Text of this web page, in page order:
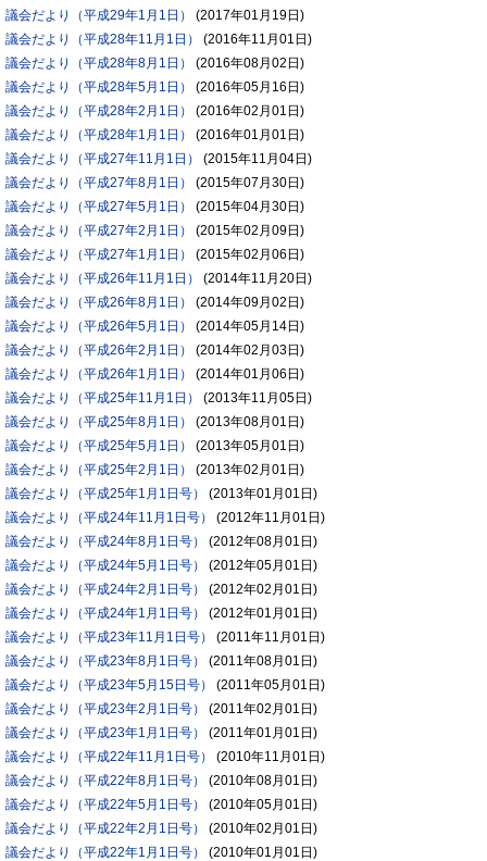
議会だより（平成29年1月1日）
(2017年01月19日 )
議会だより（平成28年11月1日）
(2016年11月01日 )
議会だより（平成28年8月1日）
(2016年08月02日 )
議会だより（平成28年5月1日）
(2016年05月16日 )
議会だより（平成28年2月1日）
(2016年02月01日 )
議会だより（平成28年1月1日）
(2016年01月01日 )
議会だより（平成27年11月1日）
(2015年11月04日 )
議会だより（平成27年8月1日）
(2015年07月30日 )
議会だより（平成27年5月1日）
(2015年04月30日 )
議会だより（平成27年2月1日）
(2015年02月09日 )
議会だより（平成27年1月1日）
(2015年02月06日 )
議会だより（平成26年11月1日）
(2014年11月20日 )
議会だより（平成26年8月1日）
(2014年09月02日 )
議会だより（平成26年5月1日）
(2014年05月14日 )
議会だより（平成26年2月1日）
(2014年02月03日 )
議会だより（平成26年1月1日）
(2014年01月06日 )
議会だより（平成25年11月1日）
(2013年11月05日 )
議会だより（平成25年8月1日）
(2013年08月01日 )
議会だより（平成25年5月1日）
(2013年05月01日 )
議会だより（平成25年2月1日）
(2013年02月01日 )
議会だより（平成25年1月1日号）
(2013年01月01日 )
議会だより（平成24年11月1日号）
(2012年11月01日 )
議会だより（平成24年8月1日号）
(2012年08月01日 )
議会だより（平成24年5月1日号）
(2012年05月01日 )
議会だより（平成24年2月1日号）
(2012年02月01日 )
議会だより（平成24年1月1日号）
(2012年01月01日 )
議会だより（平成23年11月1日号）
(2011年11月01日 )
議会だより（平成23年8月1日号）
(2011年08月01日 )
議会だより（平成23年5月15日号）
(2011年05月01日 )
議会だより（平成23年2月1日号）
(2011年02月01日 )
議会だより（平成23年1月1日号）
(2011年01月01日 )
議会だより（平成22年11月1日号）
(2010年11月01日 )
議会だより（平成22年8月1日号）
(2010年08月01日 )
議会だより（平成22年5月1日号）
(2010年05月01日 )
議会だより（平成22年2月1日号）
(2010年02月01日 )
議会だより（平成22年1月1日号）
(2010年01月01日 )